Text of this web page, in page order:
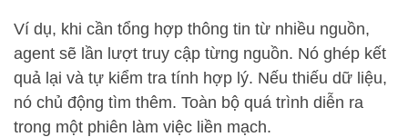
Ví dụ, khi cần tổng hợp thông tin từ nhiều nguồn,
agent sẽ lần lượt truy cập từng nguồn. Nó ghép kết
quả lại và tự kiểm tra tính hợp lý. Nếu thiếu dữ liệu,
nó chủ động tìm thêm. Toàn bộ quá trình diễn ra
trong một phiên làm việc liền mạch.